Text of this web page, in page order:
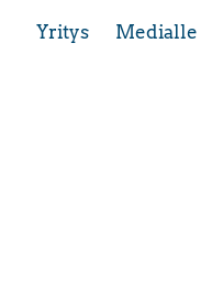
Yritys Medialle